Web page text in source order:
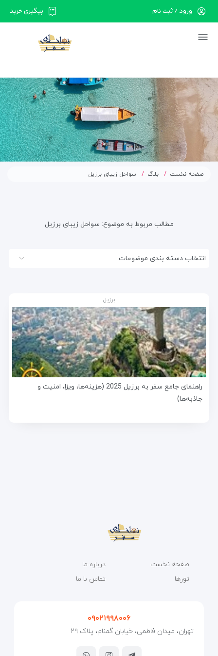
در حال حاضر ارتباط با سرور قطع می باشد لطفا
پیگیری خرید ورود / ثبت نام
صفحه نخست بلاگ سواحل زیبای برزیل
مطالب مربوط به موضوع: سواحل زیبای برزیل
انتخاب دسته بندی موضوعات
برزیل
راهنمای جامع سفر به برزیل 2025 (هزینه‌ها، ویزا، امنیت و
جاذبه‌ها)
صفحه نخست
تورها
درباره ما
تماس با ما
۰۹۰۲۱۹۹۸۰۰۶
تهران، میدان فاطمی، خیابان گمنام، پلاک ۲۹